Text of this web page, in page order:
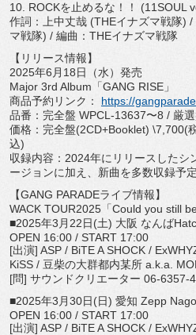
10. ROCKを止めるな！！ (11SOUL
作詞：上中丈哉 (THEイナズマ戦隊)
マ戦隊) / 編曲：THEイナズマ戦隊
【リリース情報】
2025年6月18日（水）発売
Major 3rd Album「GANG RISE」
商品予約リンク： https://
品番：完全盤 WPCL-13637〜8 / 厳
価格：完全盤(2CD+Booklet) \7,700(
込)
収録内容： 2024年にリリースしたシ
ージ ョンに加え、新曲を多数収録予定
【GANG PARADEライブ情報】
WACK TOUR2025「Could you still
■2025年3月22日(土) 大阪 なんば
OPEN 16:00 / START 17:00
[出演] ASP / BiTE A SHOCK /
KiSS / 豆柴の大群都内某所 a.k.a.
[問] サウンドクリエーター 06-6357-
■2025年3月30日(日) 愛知 Zepp
OPEN 16:00 / START 17:00
[出演] ASP / BiTE A SHOCK /